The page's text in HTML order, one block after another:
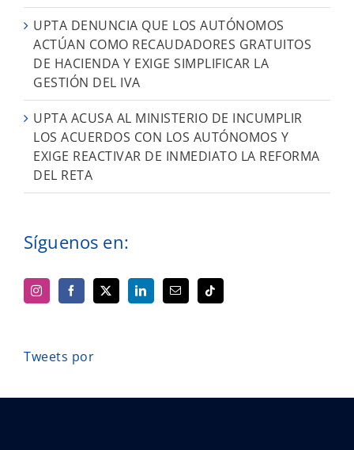
UPTA DENUNCIA QUE LOS AUTÓNOMOS
ACTÚAN COMO RECAUDADORES GRATUITOS
DE HACIENDA Y EXIGE SIMPLIFICAR LA
GESTIÓN DEL IVA
UPTA ACUSA AL MINISTERIO DE INCUMPLIR
LOS ACUERDOS CON LOS AUTÓNOMOS Y
EXIGE REACTIVAR DE INMEDIATO LA REFORMA
DEL RETA
Síguenos en:
Tweets por